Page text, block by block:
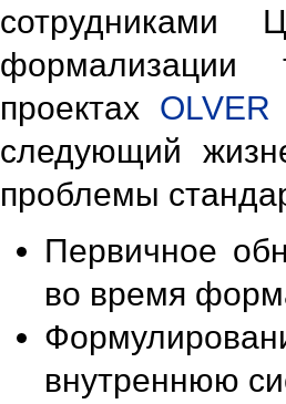
формализации
проектах OLVER
следующий
проблемы
Первичное
во время
внутреннюю